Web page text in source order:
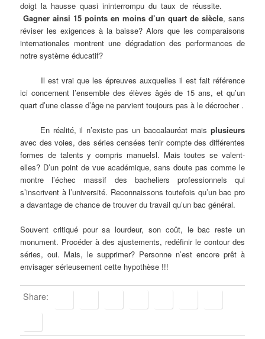
doigt la hausse quasi ininterrompu du taux de réussite.
Gagner ainsi 15 points en moins d’un quart de siècle, sans
réviser les exigences à la baisse? Alors que les comparaisons
internationales montrent une dégradation des performances de
notre système éducatif?
Il est vrai que les épreuves auxquelles il est fait référence
ici concernent l’ensemble des élèves âgés de 15 ans, et qu’un
quart d’une classe d’âge ne parvient toujours pas à le décrocher .
En réalité, il n’existe pas un baccalauréat mais plusieurs
avec des voies, des séries censées tenir compte des différentes
formes de talents y compris manuelsl. Mais toutes se valent-
elles? D’un point de vue académique, sans doute pas comme le
montre l’échec massif des bacheliers professionnels qui
s’inscrivent à l’université. Reconnaissons toutefois qu’un bac pro
a davantage de chance de trouver du travail qu’un bac général.
Souvent critiqué pour sa lourdeur, son coût, le bac reste un
monument. Procéder à des ajustements, redéfinir le contour des
séries, oui. Mais, le supprimer? Personne n’est encore prêt à
envisager sérieusement cette hypothèse !!!
Share: